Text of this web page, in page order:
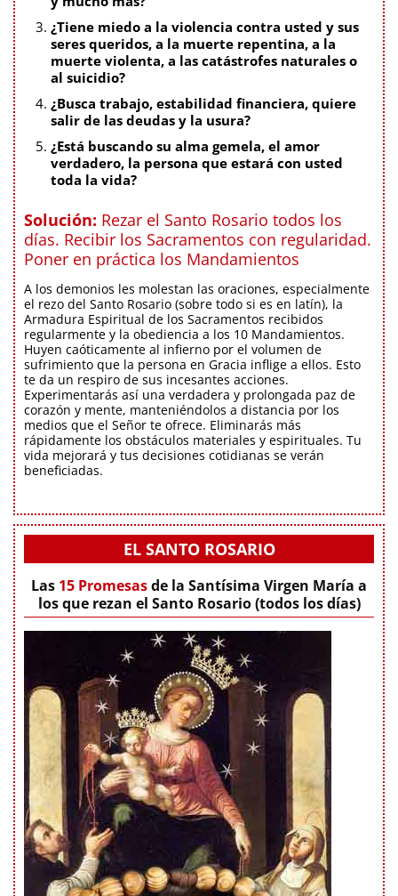
¿Tiene miedo a la violencia contra usted y sus
seres queridos, a la muerte repentina, a la
muerte violenta, a las catástrofes naturales o
al suicidio?
¿Busca trabajo, estabilidad financiera, quiere
salir de las deudas y la usura?
¿Está buscando su alma gemela, el amor
verdadero, la persona que estará con usted
toda la vida?
Solución: Rezar el Santo Rosario todos los
días. Recibir los Sacramentos con regularidad.
Poner en práctica los Mandamientos
A los demonios les molestan las oraciones, especialmente
el rezo del Santo Rosario (sobre todo si es en latín), la
Armadura Espiritual de los Sacramentos recibidos
regularmente y la obediencia a los 10 Mandamientos.
Huyen caóticamente al infierno por el volumen de
sufrimiento que la persona en Gracia inflige a ellos. Esto
te da un respiro de sus incesantes acciones.
Experimentarás así una verdadera y prolongada paz de
corazón y mente, manteniéndolos a distancia por los
medios que el Señor te ofrece. Eliminarás más
rápidamente los obstáculos materiales y espirituales. Tu
vida mejorará y tus decisiones cotidianas se verán
beneficiadas.
EL SANTO ROSARIO
Las 15 Promesasde la Santísima Virgen María a
los que rezan el Santo Rosario (todos los días)